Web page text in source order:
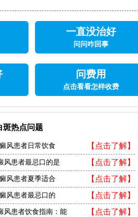
一直没治好
问问咋回事
问费用
点击看看怎样收费
斑热点问题
【点击了解】
风患者日常饮食
【点击了解】
风患者最忌口的是
【点击了解】
风患者夏季适合
【点击了解】
风患者最忌口的
【点击了解】
风患者饮食指南：能